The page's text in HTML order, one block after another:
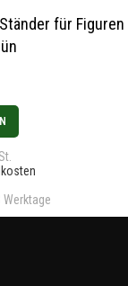
für Figuren
Werktage